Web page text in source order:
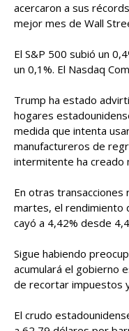
acercaron a sus
mejor mes de Wall
El S&P 500 subió un
un 0,1%. El Nasdaq
Trump ha estado
hogares
medida que intenta
manufactureros de
intermitente ha creado
En otras transacciones
martes, el rendimiento
cayó a 4,42% desde
Sigue habiendo
acumulará el gobierno
de recortar impuestos
El crudo